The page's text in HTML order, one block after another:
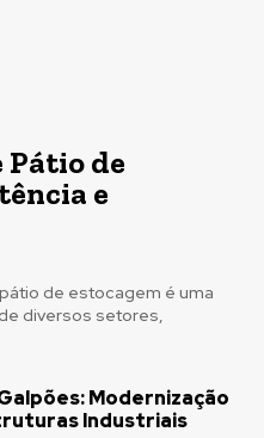
Pátio de
e
de estocagem é uma
diversos setores,
Modernização
Industriais